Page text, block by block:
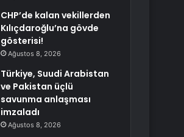
CHP’de kalan vekillerden
Kılıçdaroğlu’na gövde
gösterisi!
Ağustos 8, 2026
Türkiye, Suudi Arabistan
ve Pakistan üçlü
savunma anlaşması
imzaladı
Ağustos 8, 2026